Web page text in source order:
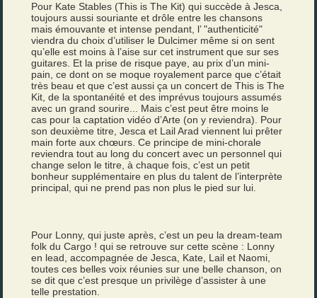
Pour Kate Stables (This is The Kit) qui succède à Jesca,
toujours aussi souriante et drôle entre les chansons
mais émouvante et intense pendant, l’ "authenticité"
viendra du choix d’utiliser le Dulcimer même si on sent
qu’elle est moins à l’aise sur cet instrument que sur ses
guitares. Et la prise de risque paye, au prix d’un mini-
pain, ce dont on se moque royalement parce que c’était
très beau et que c’est aussi ça un concert de This is The
Kit, de la spontanéité et des imprévus toujours assumés
avec un grand sourire... Mais c’est peut être moins le
cas pour la captation vidéo d’Arte (on y reviendra). Pour
son deuxième titre, Jesca et Lail Arad viennent lui prêter
main forte aux chœurs. Ce principe de mini-chorale
reviendra tout au long du concert avec un personnel qui
change selon le titre, à chaque fois, c’est un petit
bonheur supplémentaire en plus du talent de l’interprète
principal, qui ne prend pas non plus le pied sur lui.
Pour Lonny, qui juste après, c’est un peu la dream-team
folk du Cargo ! qui se retrouve sur cette scène : Lonny
en lead, accompagnée de Jesca, Kate, Lail et Naomi,
toutes ces belles voix réunies sur une belle chanson, on
se dit que c’est presque un privilège d’assister à une
telle prestation.